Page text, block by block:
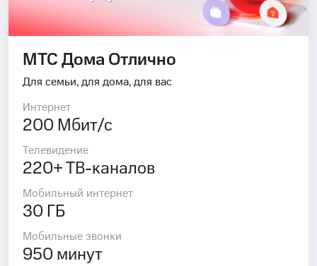
МТС Дома Отлично
Для семьи, для дома, для вас
Интернет
200 Мбит/с
Телевидение
220+ ТВ-каналов
Мобильный интернет
30 ГБ
Мобильные звонки
950 минут